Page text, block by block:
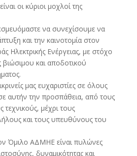
οι κύριοι μοχλοί της
να συνεχίσουμε να
και την καινοτομία στον
Ηλεκτρικής Ενέργειας, με στόχο
βιώσιμου και αποδοτικού
μας ευχαριστίες σε όλους
αυτήν την προσπάθεια, από τους
τεχνικούς, μέχρι τους
και τους υπευθύνους του
Όμιλο ΑΔΜΗΕ είναι πυλώνες
δυναμικότητας και